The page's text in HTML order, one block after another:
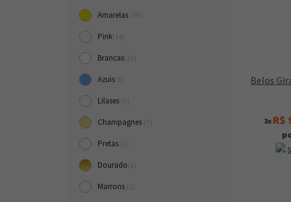
Amarelas
Pink
Brancas
Azuis
Lilases
Champagnes
Pretas
Dourado
Marrons
Belos
3x R$